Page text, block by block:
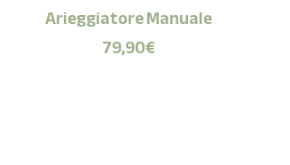
Arieggiatore Manuale
79,90€